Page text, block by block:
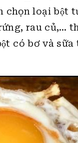
chọn loại bột
rau củ,…
có bơ và